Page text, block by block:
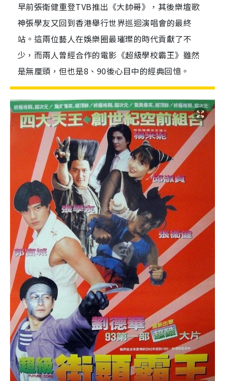
早前張衛健重登TVB推出《大帥哥》，其後樂壇歌
神張學友又回到香港舉行世界巡迴演唱會的最終
站。這兩位藝人在娛樂圈最璀璨的時代貢獻了不
少，而兩人曾經合作的電影《超級學校霸王》雖然
是無厘頭，但也是8、90後心目中的經典回憶。